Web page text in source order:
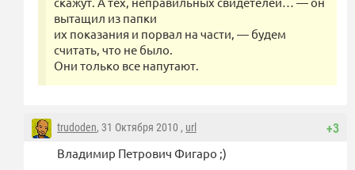
вытащил из папки
их показания и порвал на части, — будем
считать, что не было.
Они только все напутают.
+3
trudoden, 31 Октября 2010 , url
Владимир Петрович Фигаро ;)